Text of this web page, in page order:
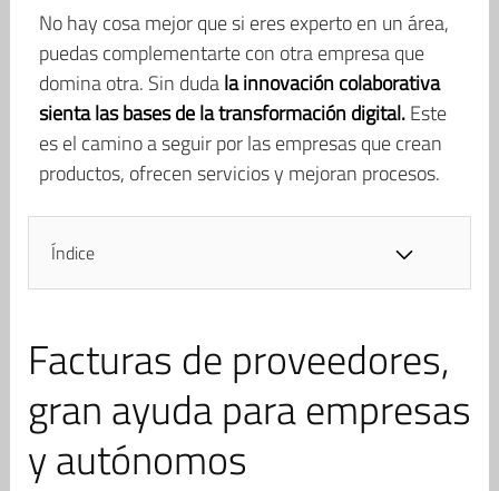
No hay cosa mejor que si eres experto en un área,
puedas complementarte con otra empresa que
domina otra. Sin dudala innovación colaborativa
sienta las bases de la transformación digital.Este
es el camino a seguir por las empresas que crean
productos, ofrecen servicios y mejoran procesos.
Índice
Facturas de proveedores,
gran ayuda para empresas
y autónomos